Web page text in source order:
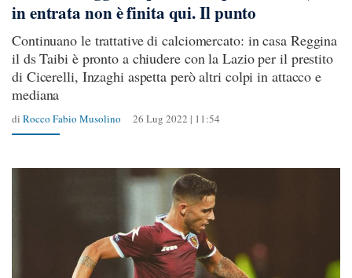
in entrata non è finita qui. Il punto
Continuano le trattative di calciomercato: in casa Reggina
il ds Taibi è pronto a chiudere con la Lazio per il prestito
di Cicerelli, Inzaghi aspetta però altri colpi in attacco e
mediana
di Rocco Fabio Musolino 26 Lug 2022 | 11:54